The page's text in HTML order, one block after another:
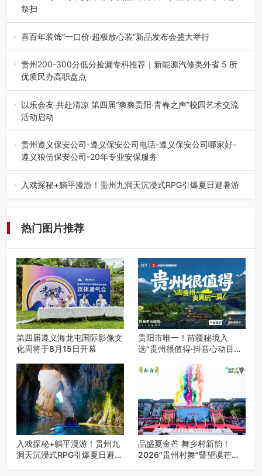
祭扫
八一建军节到来之际，由贵州省退役军人事务厅指导，贵阳
市退役军人事务局联合贵州广电…
喜百年装饰“一口价·超极放心装”新品发布会盛大举行
2026年7月31日，喜百年装饰“一口价·超极放心装”新品发布
会在贵阳隆重举行。…
贵州200-300分低分捡漏专科推荐｜新能源汽修类外省 5 所
优质民办高职盘点
在贵州省高考志愿填报体系中，200至300分数段考生可选择
的省内工科、新能源汽车…
以乐会友·共赴清凉 第四届“爽爽贵阳·青春之声”校园艺术交流
活动启动
七月的贵阳，清风送爽，第四届“爽爽贵阳·青春之声”校园管
弦乐（合唱）艺术交流活动…
贵州遵义保安公司-遵义保安公司电话-遵义保安公司哪家好-
遵义狼伍保安公司-20年专业安保服务
在遵义，不管是企业园区运营、小区物业管理、建筑工地施
工、商业商场经营，还是举办各…
入戏探秘+躺平漫游！贵州九洞天沉浸式RPG引爆夏日避暑游
热门图片推荐
第四届遵义海龙屯国际影像文
化周将于8月15日开幕
贵阳市唯一！苗疆秘境入
选“贵州很值得·抖音心动目的
赴一场秘境之约
入戏探秘+躺平漫游！贵州九
洞天沉浸式RPG引爆夏日避暑
品盛夏金芒 舞乡村新韵！
2026“贵州村舞”暨望谟芒果